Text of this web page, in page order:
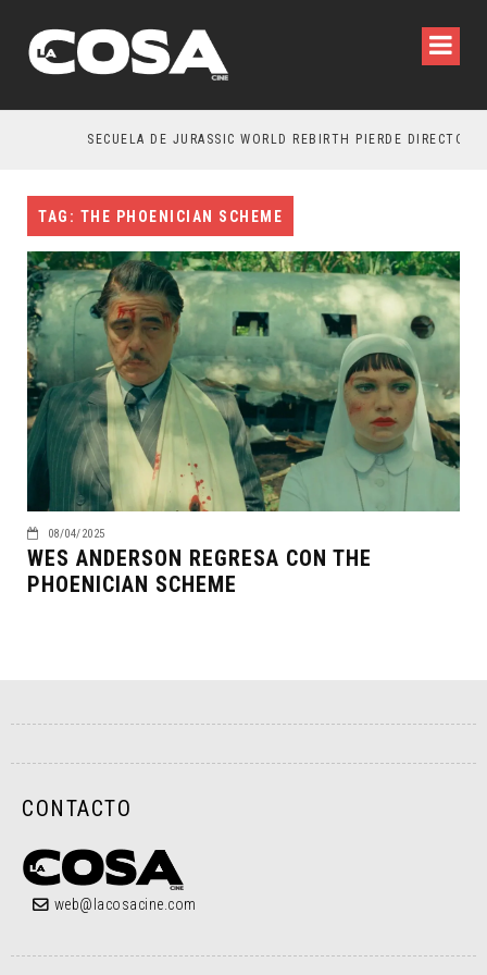
SECUELA DE JURASSIC WORLD REBIRTH PIERDE DIRECTOR
TAG: THE PHOENICIAN SCHEME
08/04/2025
WES ANDERSON REGRESA CON THE
PHOENICIAN SCHEME
CONTACTO
web@lacosacine.com